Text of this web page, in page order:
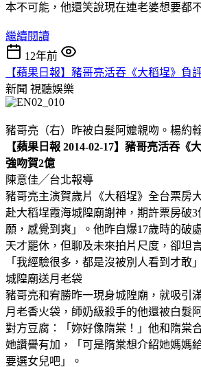
本不可能，他還笑說現在連老婆想要都
繼續閱讀
12年前
【蘋果日報】豬哥亮活吞《大稻埕》負
新聞 視聽娛樂
豬哥亮（右）昨被白髮阿嬤親吻。楊約
【蘋果日報 2014-02-17】豬哥亮活吞《
強吻賀2億
陳意佳╱台北報導
豬哥亮主演賀歲片《大稻埕》全台票房
赴大稻埕霞海城隍廟謝神，期許票房破
願，感覺到爽」。他昨自爆17歲時的破
天才罷休，但聊及未來拍片尺度，卻坦
「我經驗很多，都是沒被別人看到才敢
城隍廟送月老袋
豬哥亮和宥勝昨一現身城隍廟，就吸引
月老香火袋，師奶級殺手的他還被白髮
對方豆腐：「妳好像隋棠！」他和隋棠
她讚譽有加，「可是隋棠想介紹她媽媽
要選女兒吧」。